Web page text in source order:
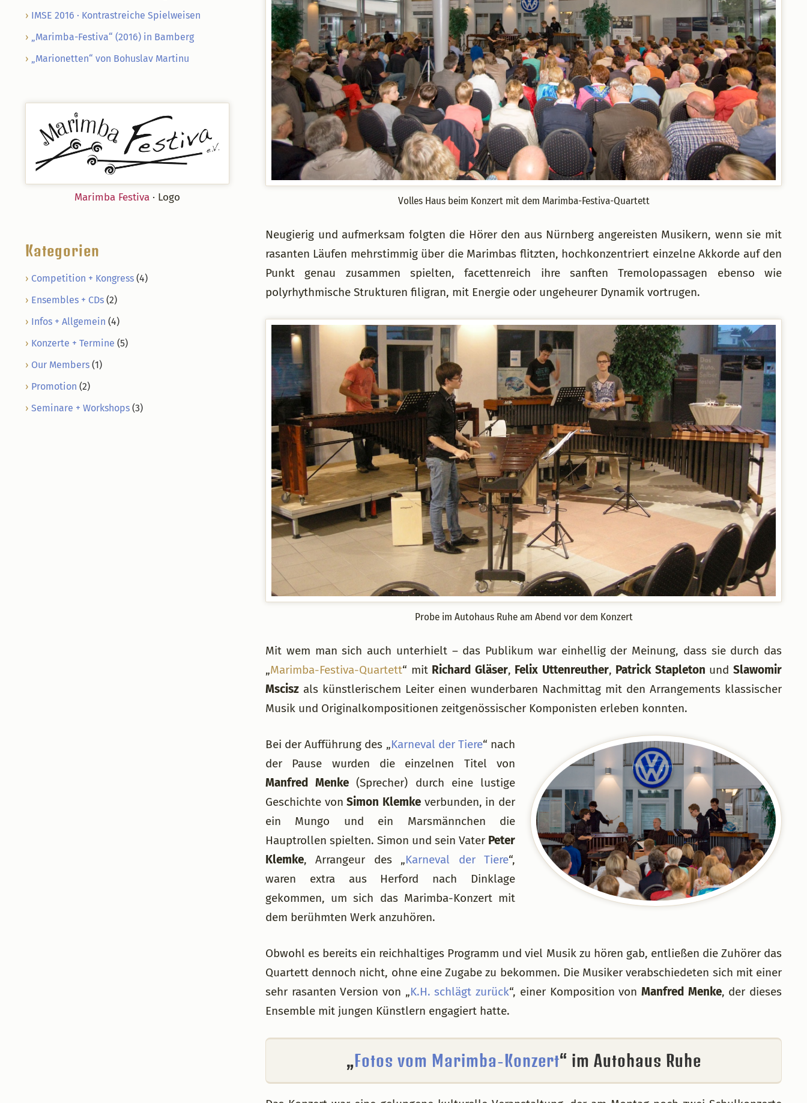
Volles Haus beim Konzert mit dem Marimba-Festiva-Quartett
Neugierig und aufmerksam folgten die Hörer den aus Nürnberg angereisten Musikern, wenn sie mit
rasanten Läufen mehrstimmig über die Marimbas flitzten, hochkonzentriert einzelne Akkorde auf den
Punkt genau zusammen spielten, facettenreich ihre sanften Tremolopassagen ebenso wie
polyrhythmische Strukturen filigran, mit Energie oder ungeheurer Dynamik vortrugen.
Probe im Autohaus Ruhe am Abend vor dem Konzert
Mit wem man sich auch unterhielt – das Publikum war einhellig der Meinung, dass sie durch das
„Marimba-Festiva-Quartett“ mit Richard Gläser, Felix Uttenreuther, Patrick Stapleton undSlawomir
Mscisz als künstlerischem Leiter einen wunderbaren Nachmittag mit den Arrangements klassischer
Musik und Originalkompositionen zeitgenössischer Komponisten erleben konnten.
Bei der Aufführung des „Karneval der Tiere“ nach
der Pause wurden die einzelnen Titel von
Manfred Menke (Sprecher) durch eine lustige
Geschichte vonSimon Klemke verbunden, in der
ein Mungo und ein Marsmännchen die
Hauptrollen spielten. Simon und sein Vater Peter
Klemke, Arrangeur des „Karneval der Tiere“,
waren extra aus Herford nach Dinklage
gekommen, um sich das Marimba-Konzert mit
dem berühmten Werk anzuhören.
Obwohl es bereits ein reichhaltiges Programm und viel Musik zu hören gab, entließen die Zuhörer das
Quartett dennoch nicht, ohne eine Zugabe zu bekommen. Die Musiker verabschiedeten sich mit einer
sehr rasanten Version von „K.H. schlägt zurück“, einer Komposition von Manfred Menke, der dieses
Ensemble mit jungen Künstlern engagiert hatte.
„Fotos vom Marimba-Konzert“ im Autohaus Ruhe
IMSE 2016 · Kontrastreiche Spielweisen
„Marimba-Festiva“ (2016) in Bamberg
„Marionetten“ von Bohuslav Martinu
Marimba Festiva · Logo
Kategorien
Competition + Kongress (4)
Ensembles + CDs (2)
Infos + Allgemein (4)
Konzerte + Termine (5)
Our Members (1)
Promotion (2)
Seminare + Workshops (3)